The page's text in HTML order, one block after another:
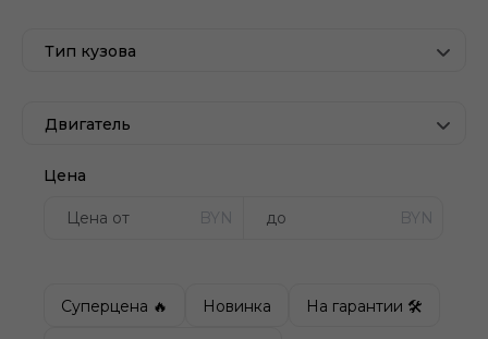
Тип кузова
Двигатель
Цена
BYN BYN
Суперцена 🔥 Новинка На гарантии 🛠